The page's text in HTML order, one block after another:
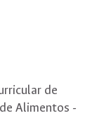
de
Alimentos -